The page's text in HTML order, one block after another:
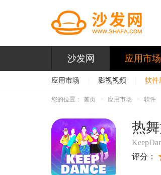
沙发网 应用市场
应用市场 影视视频 软件
您的位置： 首页 应用市场 软件
热
评分：